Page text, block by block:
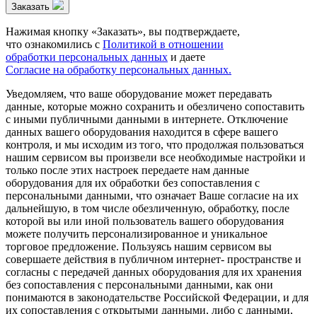
Заказать
Нажимая кнопку «Заказать», вы подтверждаете,
что ознакомились с Политикой в отношении
обработки персональных данных и даете
Согласие на обработку персональных данных.
Уведомляем, что ваше оборудование может передавать
данные, которые можно сохранить и обезличено сопоставить
с иными публичными данными в интернете. Отключение
данных вашего оборудования находится в сфере вашего
контроля, и мы исходим из того, что продолжая пользоваться
нашим сервисом вы произвели все необходимые настройки и
только после этих настроек передаете нам данные
оборудования для их обработки без сопоставления с
персональными данными, что означает Ваше согласие на их
дальнейшую, в том числе обезличенную, обработку, после
которой вы или иной пользователь вашего оборудования
можете получить персонализированное и уникальное
торговое предложение. Пользуясь нашим сервисом вы
совершаете действия в публичном интернет- пространстве и
согласны с передачей данных оборудования для их хранения
без сопоставления с персональными данными, как они
понимаются в законодательстве Российской Федерации, и для
их сопоставления с открытыми данными, либо с данными,